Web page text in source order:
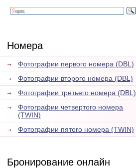
Номера
Фотографии первого номера (DBL)
Фотографии второго номера (DBL)
Фотографии третьего номера (DBL)
Фотографии четвертого номера
(TWIN)
Фотографии пятого номера (TWIN)
Бронирование онлайн